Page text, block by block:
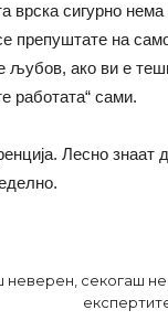
врска сигурно
препуштате на
љубов, ако ви е
работата“ сами.
Лесно знаат
неверен, секогаш